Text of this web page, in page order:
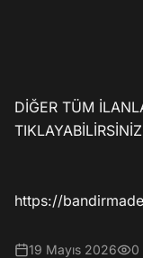
DİĞER TÜM
https://
19 Mayıs 2026 0